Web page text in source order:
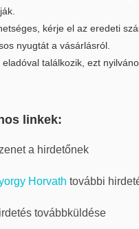
kérje el az eredeti
nyugtát a vásárlásról.
találkozik, ezt
linkek:
a hirdetőnek
Horvath további
továbbküldése